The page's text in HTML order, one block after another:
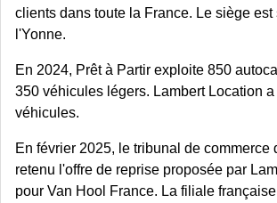
clients dans toute la France. Le siège est
l'Yonne.
En 2024, Prêt à Partir exploite 850
350 véhicules légers. Lambert Location
véhicules.
En février 2025, le tribunal de commerce
retenu l'offre de reprise proposée par
pour Van Hool France. La filiale